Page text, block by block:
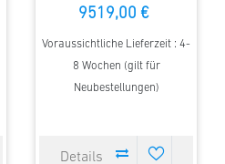
9519,00 €
Voraussichtliche Lieferzeit : 4-
8 Wochen (gilt für
Neubestellungen)